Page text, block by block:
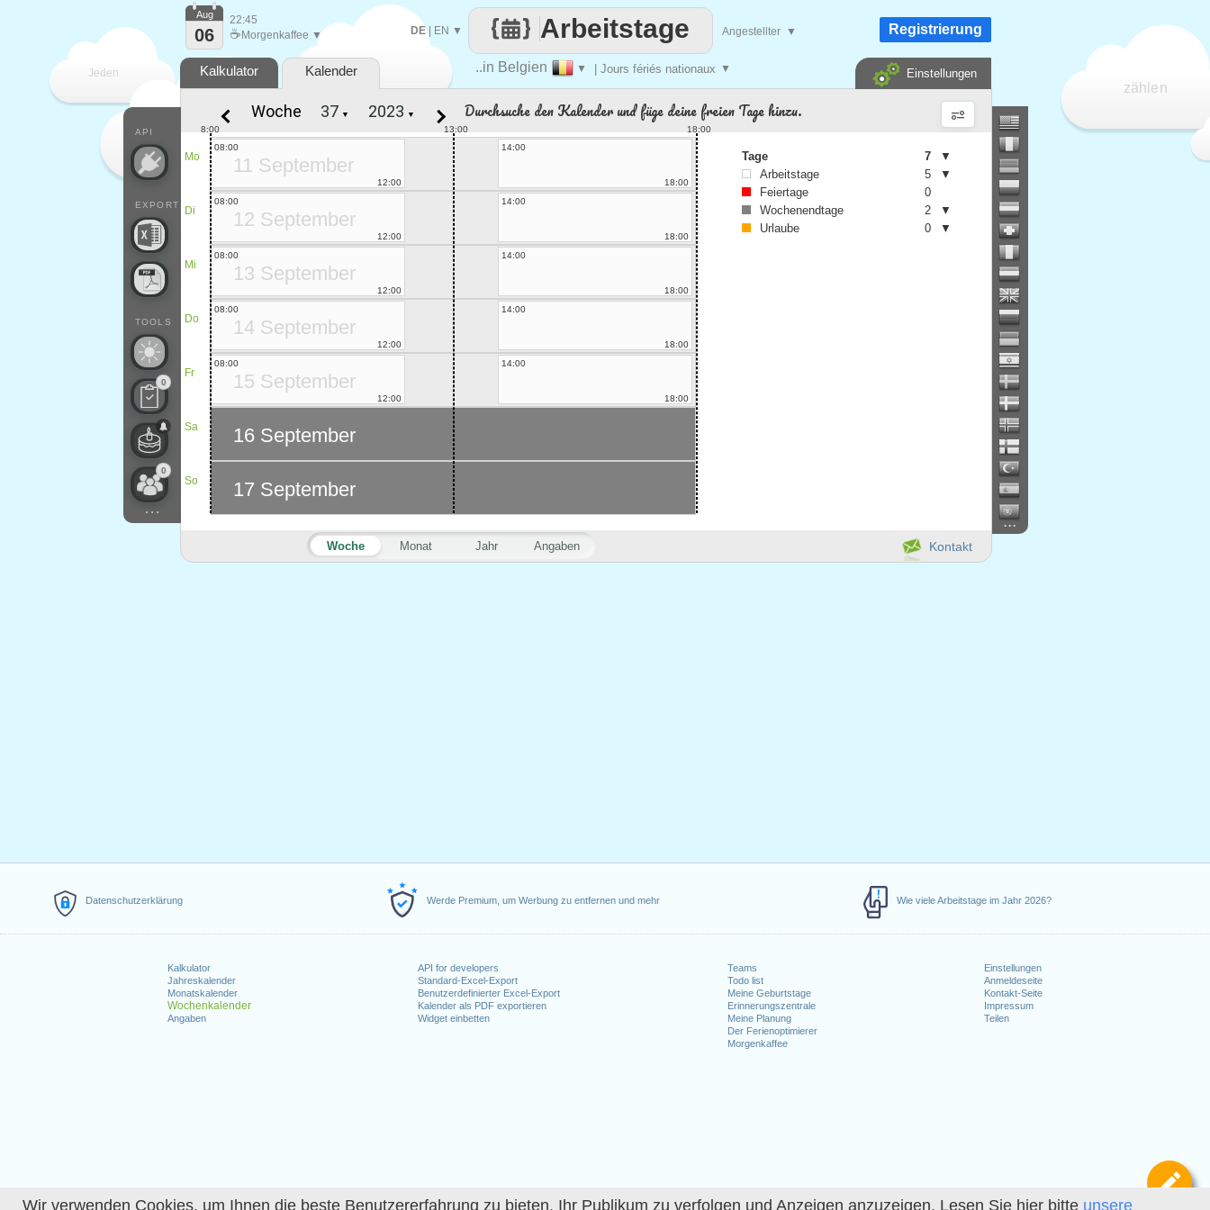
Wir verwenden Cookies, um Ihnen die beste Benutzererfahrung zu bieten, Ihr Publikum zu verfolgen und Anzeigen anzuzeigen. Lesen Sie hier bitte unsere
Datenschutzerklärung Werde Premium, um Werbung zu entfernen und mehr Wie viele Arbeitstage im Jahr 2026?
Kalkulator
Jahreskalender
Monatskalender
Wochenkalender
Angaben
API for developers
Standard-Excel-Export
Benutzerdefinierter Excel-Export
Kalender als PDF exportieren
Widget einbetten
Teams
Todo list
Meine Geburtstage
Erinnerungszentrale
Meine Planung
Der Ferienoptimierer
Morgenkaffee
Einstellungen
Anmeldeseite
Kontakt-Seite
Impressum
Teilen
Jeden
Tag
zählen
..in Belgien ▼ | Jours fériés nationaux ▼
Arbeitstage
DE| EN ▼ Angestellter ▼
API
EXPORT
TOOLS
0
0
...
Aug
06
22:45
☕ Morgenkaffee ▼ Registrierung
Kalkulator Kalender Einstellungen
...
Kontakt
Woche Monat Jahr Angaben
Woche ▼ ▼ Durchsuche den Kalender und füge deine freien Tage hinzu.
Mo
Di
Mi
Do
Fr
Sa
So
13:00
8:00 18:00
11 September
08:00
12:00
14:00
18:00
12 September
08:00
12:00
14:00
18:00
13 September
08:00
12:00
14:00
18:00
14 September
08:00
12:00
14:00
18:00
15 September
08:00
12:00
14:00
18:00
16 September
17 September
Tage 7
▼
Arbeitstage
5
▼
Feiertage
0
Wochenendtage
2
▼
Urlaube
0 ▼